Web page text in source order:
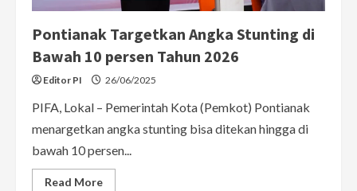
Pontianak Targetkan Angka Stunting di
Bawah 10 persen Tahun 2026
Editor PI 26/06/2025
PIFA, Lokal – Pemerintah Kota (Pemkot) Pontianak
menargetkan angka stunting bisa ditekan hingga di
bawah 10 persen...
Read MoreRead